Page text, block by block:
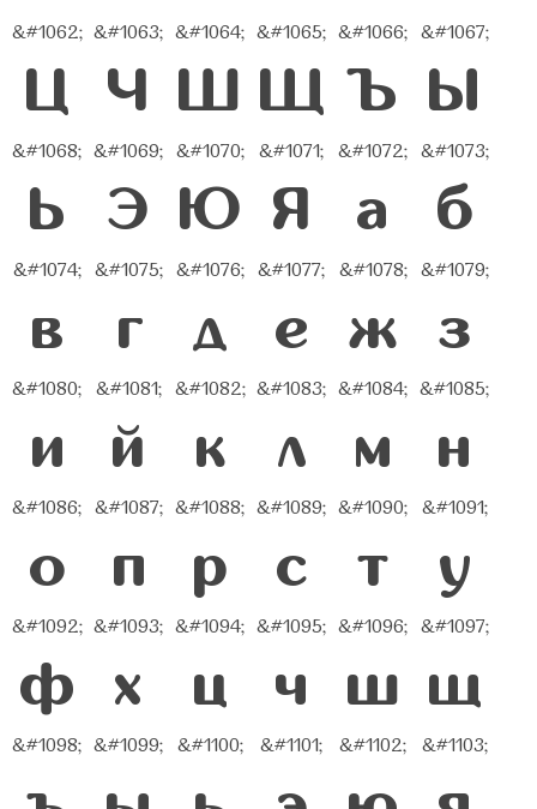
&#1062;
Ц
&#1063;
Ч
&#1064;
Ш
&#1065;
Щ
&#1066;
Ъ
&#1067;
Ы
&#1068;
Ь
&#1069;
Э
&#1070;
Ю
&#1071;
Я
&#1072;
а
&#1073;
б
&#1074;
в
&#1075;
г
&#1076;
д
&#1077;
е
&#1078;
ж
&#1079;
з
&#1080;
и
&#1081;
й
&#1082;
к
&#1083;
л
&#1084;
м
&#1085;
н
&#1086;
о
&#1087;
п
&#1088;
р
&#1089;
с
&#1090;
т
&#1091;
у
&#1092;
ф
&#1093;
х
&#1094;
ц
&#1095;
ч
&#1096;
ш
&#1097;
щ
&#1098; &#1099; &#1100; &#1101; &#1102; &#1103;